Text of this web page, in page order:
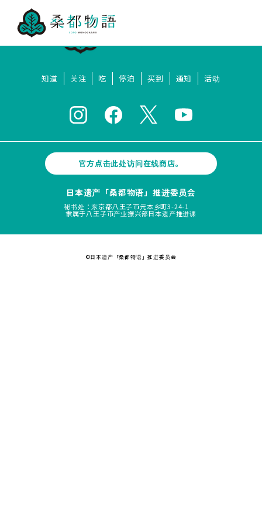
知道 关注 吃 停泊 买到 通知 活动
官方点击此处访问在线商店。
日本遗产「桑都物语」推进委员会
秘书处：东京都八王子市元本乡町3-24-1
隶属于八王子市产业振兴部日本遗产推进课
©日本遗产「桑都物语」推进委员会